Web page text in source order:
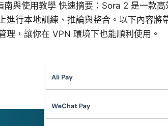
與使用教學 快速摘要：Sora 2 是一款高
行本地訓練、推論與整合。以下內容將
理，讓你在 VPN 環境下也能順利使用。